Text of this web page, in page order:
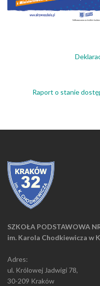
Raport o stanie
SZKOŁA PODSTAWOWA
im. Karola Chodkiewicza w
Adres:
ul. Królowej Jadwigi 78,
30-209 Kraków